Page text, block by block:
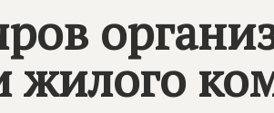
жилого